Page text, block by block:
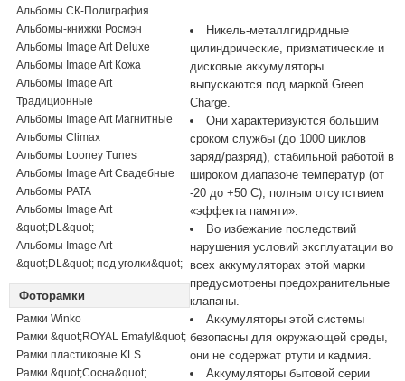
Альбомы СК-Полиграфия
Альбомы-книжки Росмэн
Альбомы Image Art Deluxe
Альбомы Image Art Кожа
Альбомы Image Art
Традиционные
Альбомы Image Art Магнитные
Альбомы Climax
Альбомы Looney Tunes
Альбомы Image Art Свадебные
Альбомы PATA
Альбомы Image Art
&quot;DL&quot;
Альбомы Image Art
&quot;DL&quot; под уголки&quot;
Фоторамки
Рамки Winko
Рамки &quot;ROYAL Emafyl&quot;
Рамки пластиковые KLS
Рамки &quot;Сосна&quot;
Никель-металлгидридные
цилиндрические, призматические и
дисковые аккумуляторы
выпускаются под маркой Green
Charge.
Они характеризуются большим
сроком службы (до 1000 циклов
заряд/разряд), стабильной работой в
широком диапазоне температур (от
-20 до +50 C), полным отсутствием
«эффекта памяти».
Во избежание последствий
нарушения условий эксплуатации во
всех аккумуляторах этой марки
предусмотрены предохранительные
клапаны.
Аккумуляторы этой системы
безопасны для окружающей среды,
они не содержат ртути и кадмия.
Аккумуляторы бытовой серии